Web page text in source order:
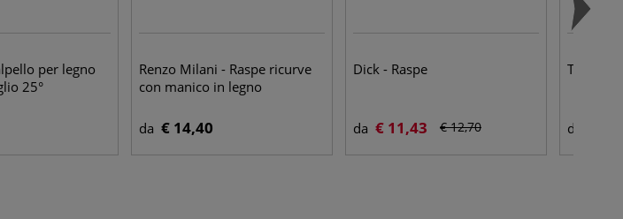
per legno
25°
Renzo Milani - Raspe ricurve
con manico in legno
da € 14,40
Dick - Raspe
da € 11,43 € 12,70 da